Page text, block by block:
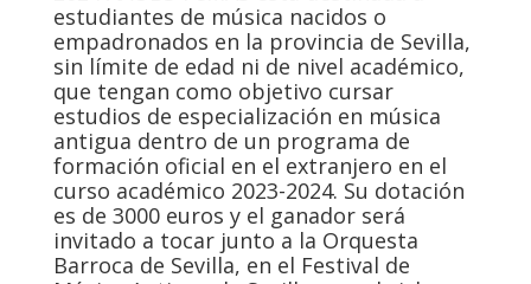
estudiantes de música nacidos o
empadronados en la provincia de Sevilla,
sin límite de edad ni de nivel académico,
que tengan como objetivo cursar
estudios de especialización en música
antigua dentro de un programa de
formación oficial en el extranjero en el
curso académico 2023-2024. Su dotación
es de 3000 euros y el ganador será
invitado a tocar junto a la Orquesta
Barroca de Sevilla, en el Festival de